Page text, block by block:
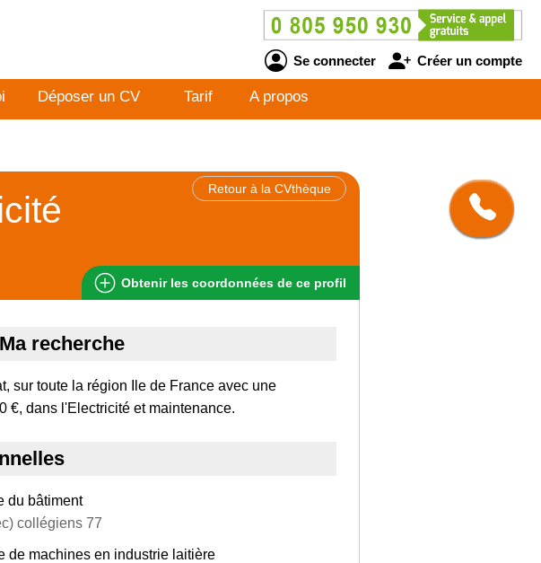
Se connecter Créer un compte
Déposer un CV Tarif A propos
Retour à la CVthèque
Obtenir les coordonnées de ce profil
Ma recherche
sur toute la région Ile de France avec une
€, dans l'Electricité et maintenance.
du bâtiment
collégiens 77
de machines en industrie laitière